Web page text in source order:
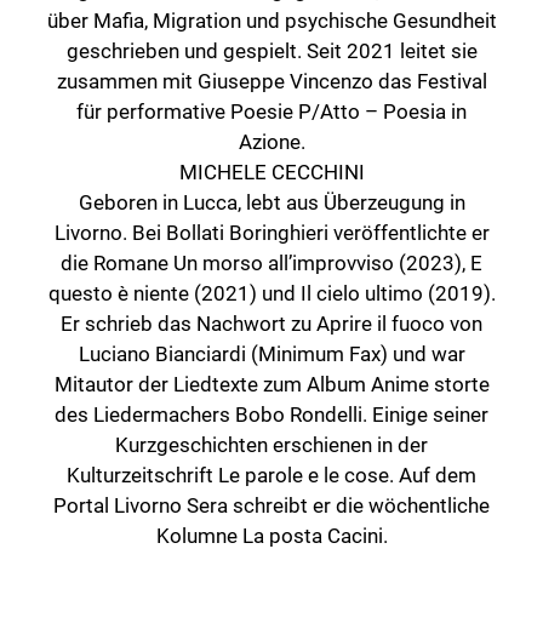
über Mafia, Migration und psychische Gesundheit
geschrieben und gespielt. Seit 2021 leitet sie
zusammen mit Giuseppe Vincenzo das Festival
für performative Poesie P/Atto – Poesia in
Azione.
MICHELE CECCHINI
Geboren in Lucca, lebt aus Überzeugung in
Livorno. Bei Bollati Boringhieri veröffentlichte er
die Romane Un morso all’improvviso (2023), E
questo è niente (2021) und Il cielo ultimo (2019).
Er schrieb das Nachwort zu Aprire il fuoco von
Luciano Bianciardi (Minimum Fax) und war
Mitautor der Liedtexte zum Album Anime storte
des Liedermachers Bobo Rondelli. Einige seiner
Kurzgeschichten erschienen in der
Kulturzeitschrift Le parole e le cose. Auf dem
Portal Livorno Sera schreibt er die wöchentliche
Kolumne La posta Cacini.